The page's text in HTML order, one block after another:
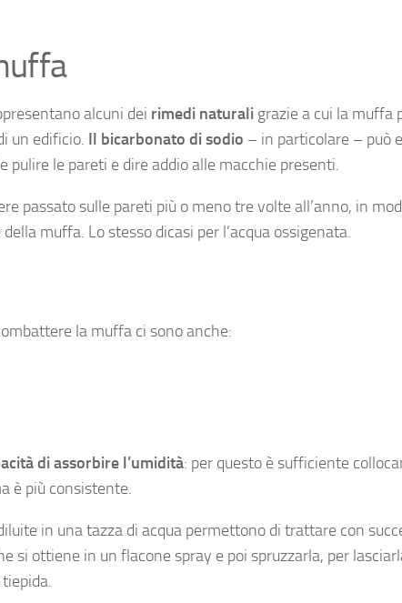
alcuni dei rimedi naturali grazie a cui la muffa
un edificio. Il bicarbonato di sodio – in particolare – può
pulire le pareti e dire addio alle macchie presenti.
passato sulle pareti più o meno tre volte all’anno, in
muffa. Lo stesso dicasi per l’acqua ossigenata.
la muffa ci sono anche:
di assorbire l’umidità: per questo è sufficiente
è più consistente.
in una tazza di acqua permettono di trattare con
si ottiene in un flacone spray e poi spruzzarla, per